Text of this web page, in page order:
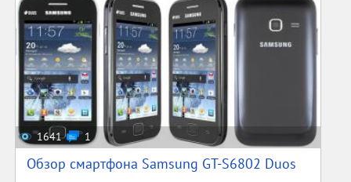
1641 1
Обзор смартфона Samsung GT-S6802 Duos